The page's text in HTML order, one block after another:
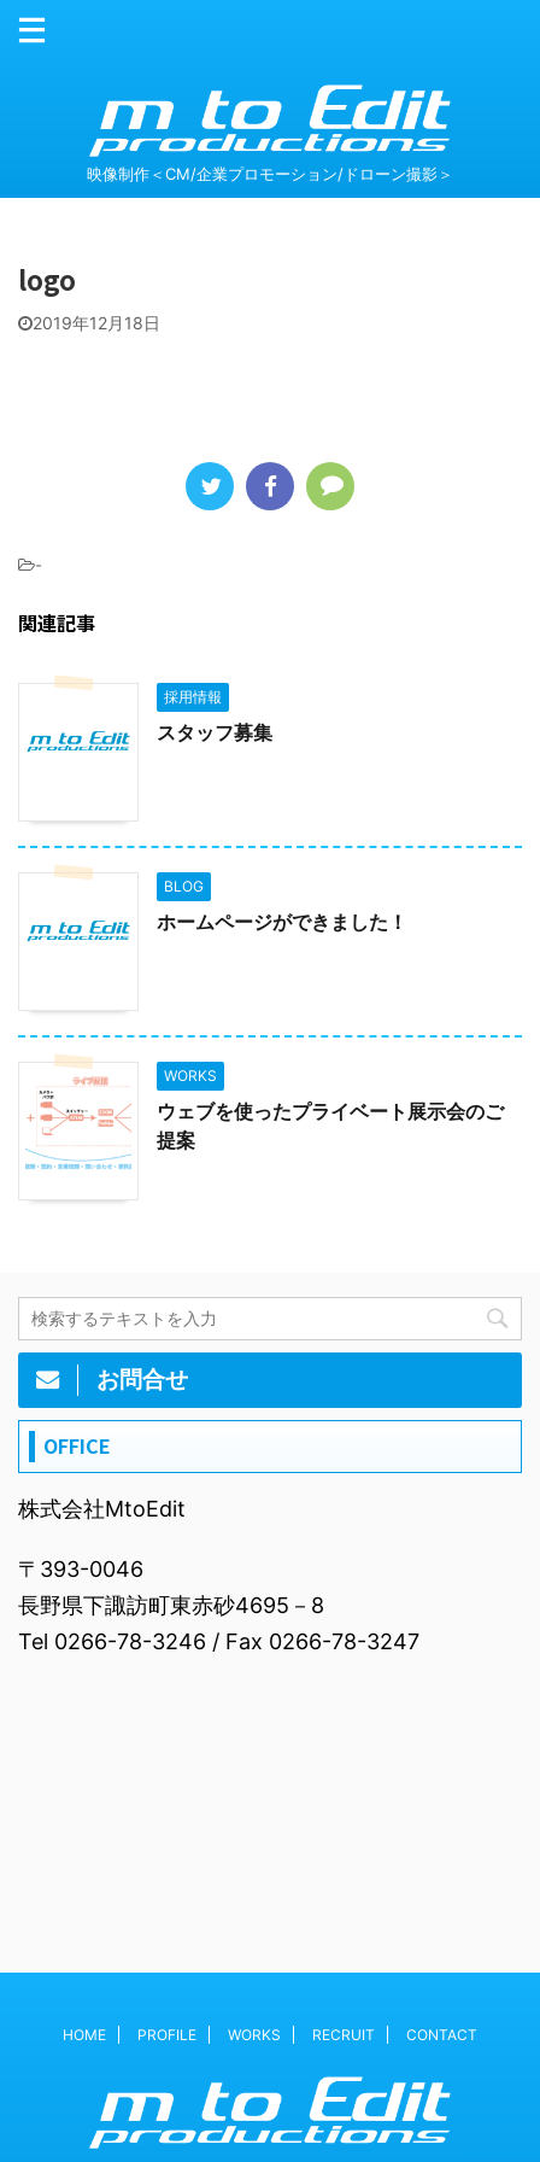
映像制作＜CM/企業プロモーション/ドローン撮影＞
logo
2019年12月18日
-
関連記事
採用情報
スタッフ募集
BLOG
ホームページができました！
WORKS
ウェブを使ったプライベート展示会のご
提案
お問合せ
OFFICE
株式会社MtoEdit
〒393-0046
長野県下諏訪町東赤砂4695－8
Tel 0266-78-3246 / Fax 0266-78-3247
HOME PROFILE WORKS RECRUIT CONTACT